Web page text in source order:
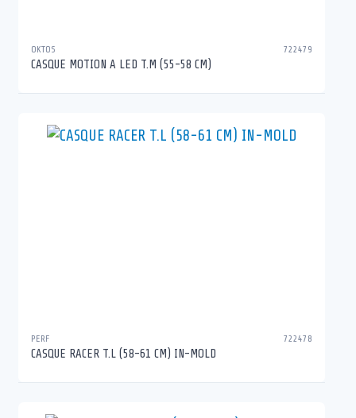
OKTOS 722479
CASQUE MOTION A LED T.M (55-58 CM)
PERF 722478
CASQUE RACER T.L (58-61 CM) IN-MOLD